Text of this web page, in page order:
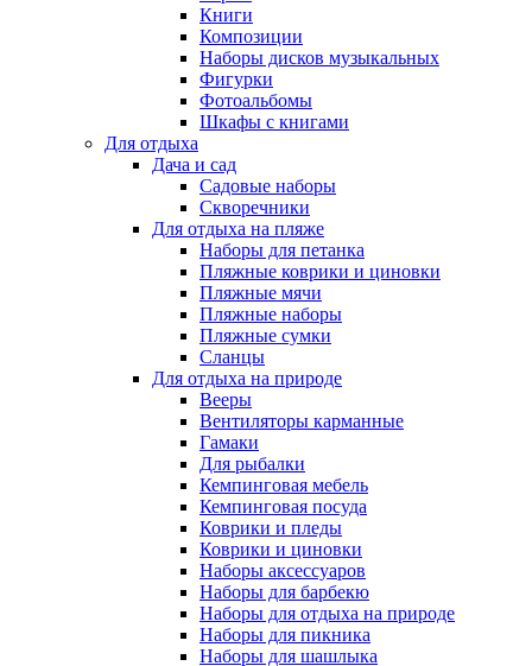
Книги
Композиции
Наборы дисков музыкальных
Фигурки
Фотоальбомы
Шкафы с книгами
Для отдыха
Дача и сад
Садовые наборы
Скворечники
Для отдыха на пляже
Наборы для петанка
Пляжные коврики и циновки
Пляжные мячи
Пляжные наборы
Пляжные сумки
Сланцы
Для отдыха на природе
Вееры
Вентиляторы карманные
Гамаки
Для рыбалки
Кемпинговая мебель
Кемпинговая посуда
Коврики и пледы
Коврики и циновки
Наборы аксессуаров
Наборы для барбекю
Наборы для отдыха на природе
Наборы для пикника
Наборы для шашлыка